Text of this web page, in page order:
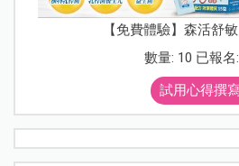
【免費體驗】森活舒
數量: 10 已報名
試用心得撰